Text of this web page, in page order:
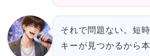
それで問題ない。短
キーが見つかるから